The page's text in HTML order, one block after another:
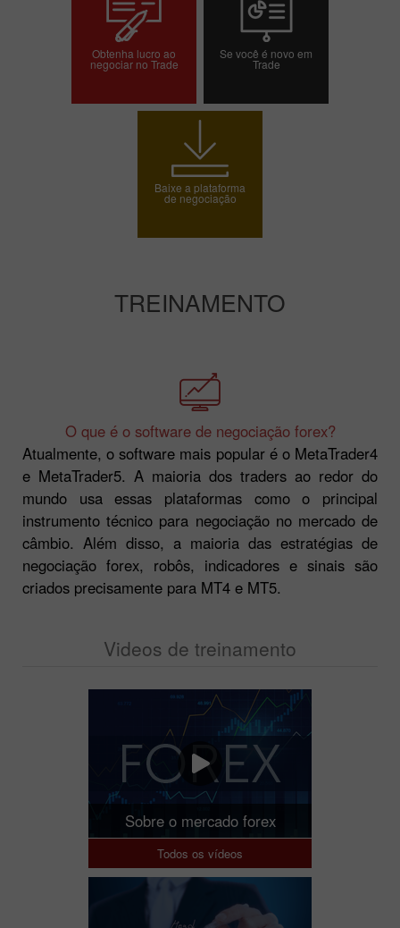
negociar no Trade Trade
Abrir conta demo
de negociação
O que é o software de negociação forex?
Atualmente, o software mais popular é o MetaTrader4
e MetaTrader5. A maioria dos traders ao redor do
mundo usa essas plataformas como o principal
instrumento técnico para negociação no mercado de
câmbio. Além disso, a maioria das estratégias de
negociação forex, robôs, indicadores e sinais são
Videos de treinamento
Sobre o mercado forex